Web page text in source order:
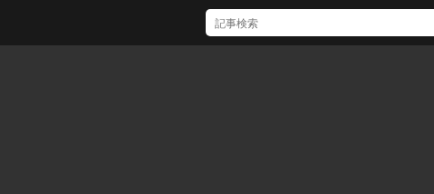
[Mac]Mac mini M1 がいい感じ